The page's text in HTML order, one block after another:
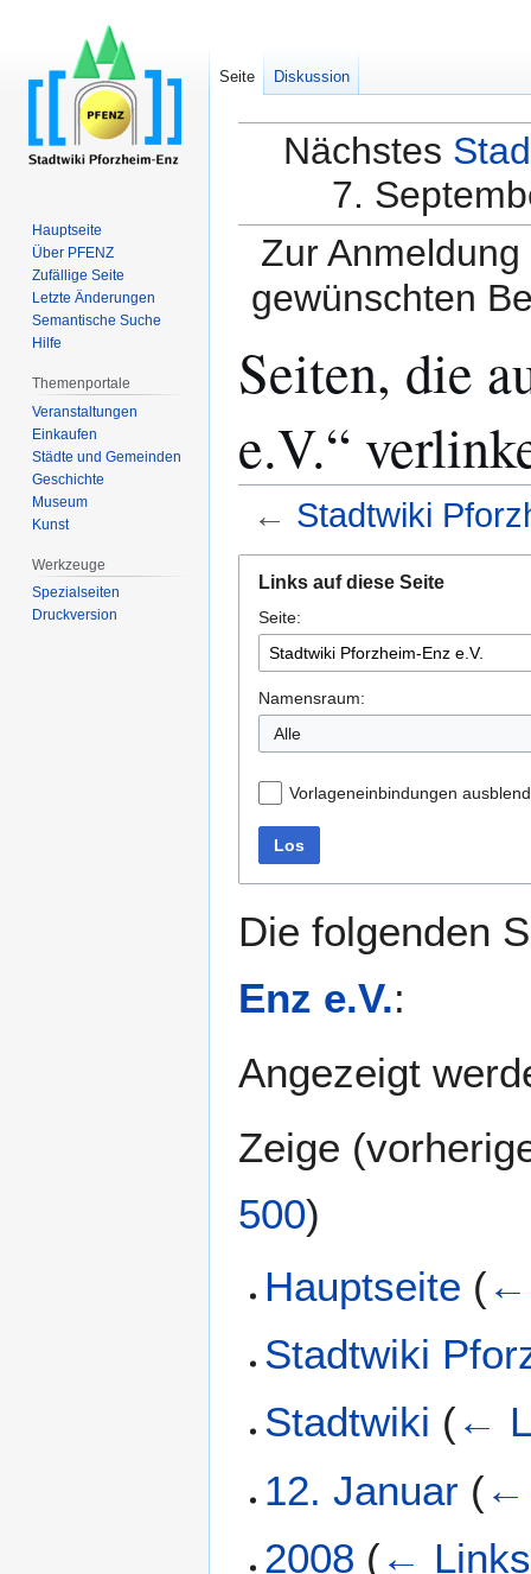
Nächstes
7.
Zur
gewünschten
Seiten, die
e.V.“
← Stadtwiki
Navigation
springen
Suche
springen
Links auf diese Seite
Seite:
Namensraum:
Alle
Vorlageneinbindungen
Los
Die folgenden
Enz e.V.:
Angezeigt
Zeige (
500)
Hauptseite (←
Stadtwiki
Stadtwiki (←
12. Januar (←
2008 (← Links
Seite Diskussion
Hauptseite
Über PFENZ
Zufällige Seite
Letzte Änderungen
Semantische Suche
Hilfe
Themenportale
Veranstaltungen
Einkaufen
Städte und Gemeinden
Geschichte
Museum
Kunst
Werkzeuge
Spezialseiten
Druckversion